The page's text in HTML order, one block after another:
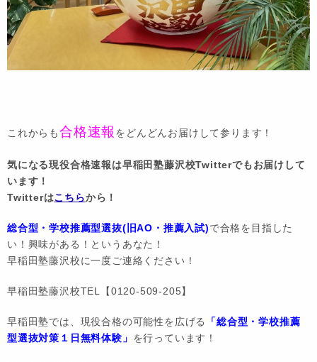
これからも合格速報 をどんどんお届けして参ります！
気になる現役合格速報は早稲田塾藤沢校Twitterでもお届けして
います！
Twitterはこちらから！
総合型・学校推薦型選抜(旧AO・推薦入試)で合格を目指した
い！興味がある！というあなた！
早稲田塾藤沢校に一度ご連絡ください！
早稲田塾藤沢校TEL【0120-509-205】
早稲田塾では、現役合格の可能性を広げる
「総合型・学校推薦
型選抜対策１日無料体験」 を行っています！